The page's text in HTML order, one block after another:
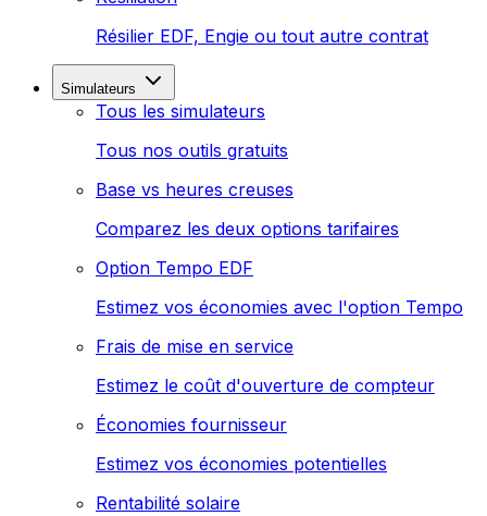
Résilier EDF, Engie ou tout autre contrat
Simulateurs
Tous les simulateurs
Tous nos outils gratuits
Base vs heures creuses
Comparez les deux options tarifaires
Option Tempo EDF
Estimez vos économies avec l'option Tempo
Frais de mise en service
Estimez le coût d'ouverture de compteur
Économies fournisseur
Estimez vos économies potentielles
Rentabilité solaire